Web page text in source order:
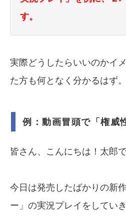
す。
実際どうしたらいいのかイ
た方も何となく分かるはず。
例：動画冒頭で「権威
皆さん、こんにちは！太郎で
今日は発売したばかりの新
ー」の実況プレイをしてい